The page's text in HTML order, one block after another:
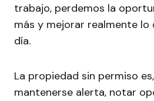
trabajo, perdemos la
más y mejorar realmente lo
día.
La propiedad sin permiso
mantenerse alerta, notar